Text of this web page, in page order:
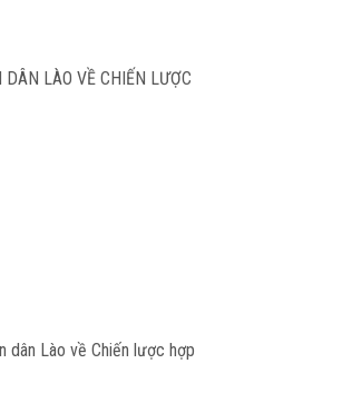
LÀO VỀ CHIẾN LƯỢC
dân Lào về Chiến lược hợp